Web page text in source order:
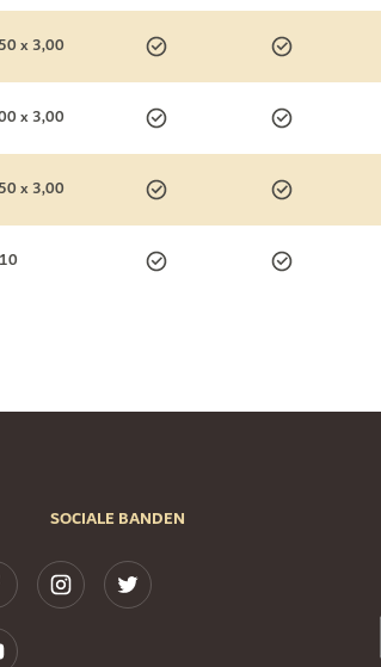
x 3,00
x 3,00
x 3,00
SOCIALE BANDEN